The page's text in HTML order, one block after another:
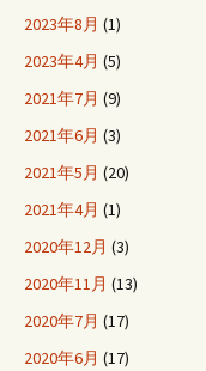
2023年8月 (1)
2023年4月 (5)
2021年7月 (9)
2021年6月 (3)
2021年5月 (20)
2021年4月 (1)
2020年12月 (3)
2020年11月 (13)
2020年7月 (17)
2020年6月 (17)